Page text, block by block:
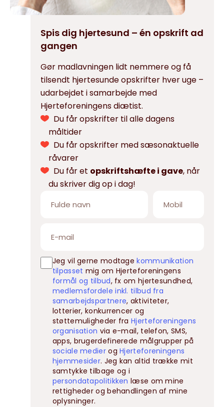
Spis dig hjertesund – én opskrift ad
gangen
Gør madlavningen lidt nemmere og få
tilsendt hjertesunde opskrifter hver uge –
udarbejdet i samarbejde med
Hjerteforeningens diætist.
Du får opskrifter til alle dagens
måltider
Du får opskrifter med sæsonaktuelle
råvarer
Du får et opskriftshæfte i gave, når
du skriver dig op i dag!
Jeg vil gerne modtagekommunikation
tilpasset mig om Hjerteforeningens
formål og tilbud, fx om hjertesundhed,
medlemsfordele inkl. tilbud fra
samarbejdspartnere, aktiviteter,
lotterier, konkurrencer og
støttemuligheder fraHjerteforeningens
organisation via e-mail, telefon, SMS,
apps, brugerdefinerede målgrupper på
sociale medierogHjerteforeningens
hjemmesider. Jeg kan altid trække mit
samtykke tilbage og i
persondatapolitikken læse om mine
rettigheder og behandlingen af mine
oplysninger.